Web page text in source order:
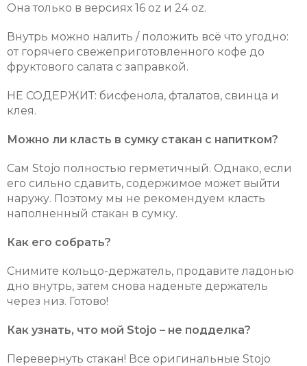
Она только в версиях 16 oz и 24 oz.
Внутрь можно налить / положить всё что угодно:
от горячего свежеприготовленного кофе до
фруктового салата с заправкой.
НЕ СОДЕРЖИТ: бисфенола, фталатов, свинца и
клея.
Можно ли класть в сумку стакан с напитком?
Сам Stojo полностью герметичный. Однако, если
его сильно сдавить, содержимое может выйти
наружу. Поэтому мы не рекомендуем класть
наполненный стакан в сумку.
Как его собрать?
Снимите кольцо-держатель, продавите ладонью
дно внутрь, затем снова наденьте держатель
через низ. Готово!
Как узнать, что мой Stojo – не подделка?
Перевернуть стакан! Все оригинальные Stojo